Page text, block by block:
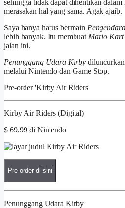
sehingga tidak dapat dihentikan
merasakan hal yang sama. Agak ajaib.
Saya hanya harus bermain
lebih banyak. Itu membuat Mario Kart
jalan ini.
Penunggang Udara Kirby
melalui Nintendo dan Game Stop.
Pre-order 'Kirby Air Riders'
Kirby Air Riders (Digital)
$ 69,99 di Nintendo
Pre-order di sini
Penunggang Udara Kirby